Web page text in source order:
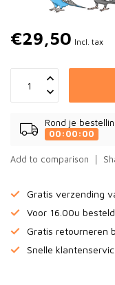
€29,50 Incl. tax
Rond je
00:00:00
Add to comparison
Gratis verzending
Voor 16.00u
Gratis retourneren
Snelle